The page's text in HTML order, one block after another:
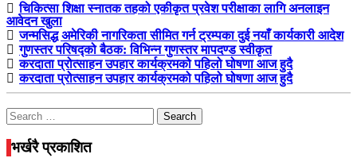
चिकित्सा शिक्षा स्नातक तहको एकीकृत प्रवेश परीक्षाका लागि अनलाइन
आवेदन खुला
जन्मसिद्ध अमेरिकी नागरिकता सीमित गर्न ट्रम्पका दुई नयाँ कार्यकारी आदेश
गुणस्तर परिषद्को बैठक: विभिन्न गुणस्तर मापदण्ड स्वीकृत
करदाता प्रोत्साहन उपहार कार्यक्रमको पहिलो घोषणा आज हुदै
करदाता प्रोत्साहन उपहार कार्यक्रमको पहिलो घोषणा आज हुदै
Search
for:
भर्खरै प्रकाशित